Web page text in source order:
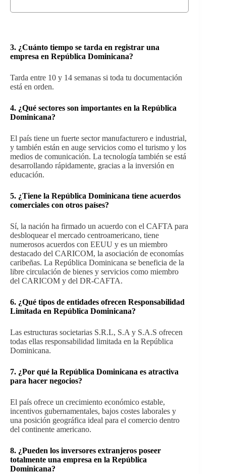
3. ¿Cuánto tiempo se tarda en registrar una
empresa en República Dominicana?
Tarda entre 10 y 14 semanas si toda tu documentación
está en orden.
4. ¿Qué sectores son importantes en la República
Dominicana?
El país tiene un fuerte sector manufacturero e industrial,
y también están en auge servicios como el turismo y los
medios de comunicación. La tecnología también se está
desarrollando rápidamente, gracias a la inversión en
educación.
5. ¿Tiene la República Dominicana tiene acuerdos
comerciales con otros países?
Sí, la nación ha firmado un acuerdo con el CAFTA para
desbloquear el mercado centroamericano, tiene
numerosos acuerdos con EEUU y es un miembro
destacado del CARICOM, la asociación de economías
caribeñas. La República Dominicana se beneficia de la
libre circulación de bienes y servicios como miembro
del CARICOM y del DR-CAFTA.
6. ¿Qué tipos de entidades ofrecen Responsabilidad
Limitada en República Dominicana?
Las estructuras societarias S.R.L, S.A y S.A.S ofrecen
todas ellas responsabilidad limitada en la República
Dominicana.
7. ¿Por qué la República Dominicana es atractiva
para hacer negocios?
El país ofrece un crecimiento económico estable,
incentivos gubernamentales, bajos costes laborales y
una posición geográfica ideal para el comercio dentro
del continente americano.
8. ¿Pueden los inversores extranjeros poseer
totalmente una empresa en la República
Dominicana?